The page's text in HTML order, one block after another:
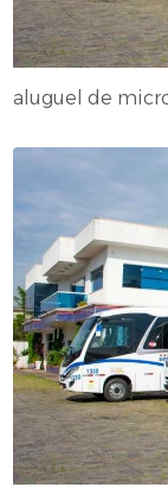
aluguel de